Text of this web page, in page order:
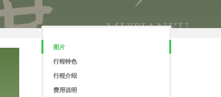
图片
行程特色
行程介绍
费用说明